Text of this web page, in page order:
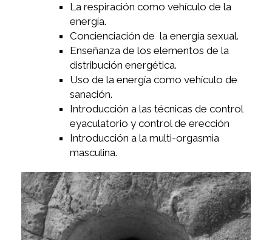
La respiración como vehículo de la
energía.
Concienciación de la energía sexual.
Enseñanza de los elementos de la
distribución energética.
Uso de la energía como vehículo de
sanación.
Introducción a las técnicas de control
eyaculatorio y control de erección
Introducción a la multi-orgasmia
masculina.